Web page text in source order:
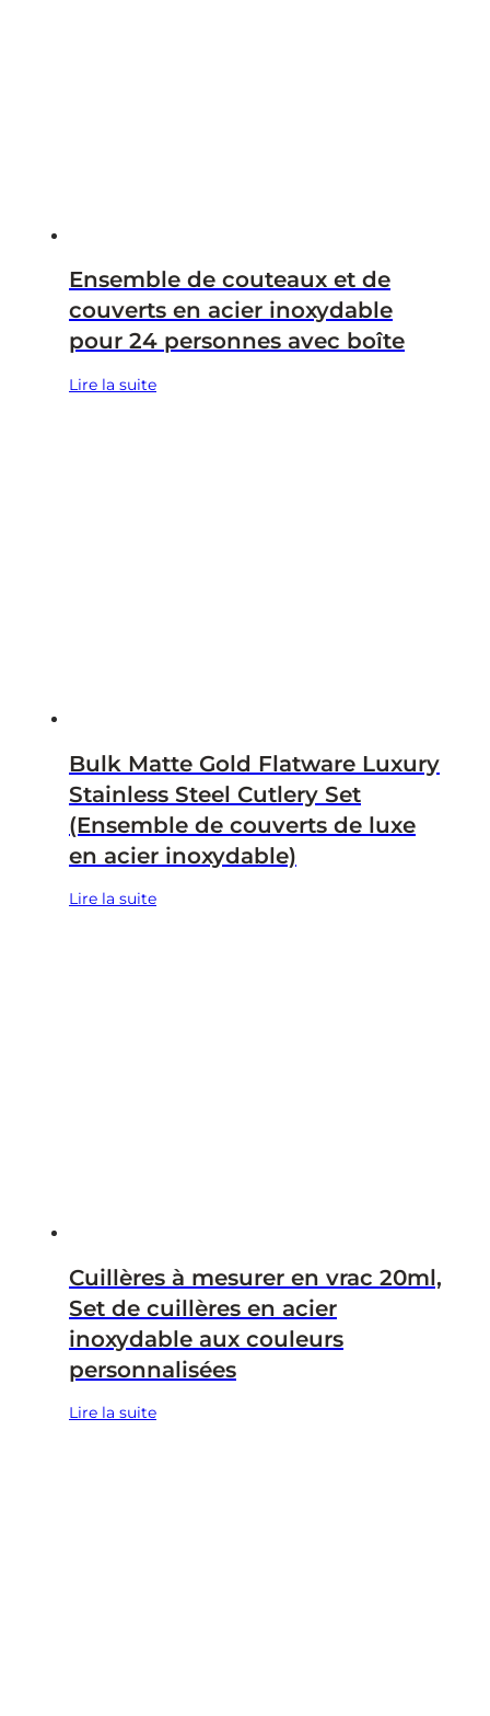
Ensemble de couteaux et de
couverts en acier inoxydable
pour 24 personnes avec boîte
Lire la suite
Bulk Matte Gold Flatware Luxury
Stainless Steel Cutlery Set
(Ensemble de couverts de luxe
en acier inoxydable)
Lire la suite
Cuillères à mesurer en vrac 20ml,
Set de cuillères en acier
inoxydable aux couleurs
personnalisées
Lire la suite